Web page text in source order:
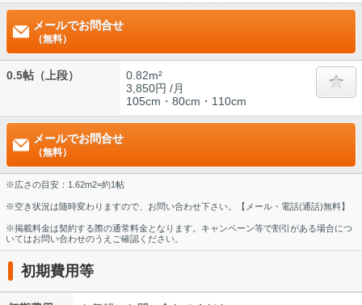
メールでお問合せ
（無料）
0.5帖（上段）
0.82m²
3,850円 /月
105cm・80cm・110cm
メールでお問合せ
（無料）
※広さの目安：1.62m2=約1帖
※空き状況は随時変わりますので、お問い合わせ下さい。【メール・電話(通話)無料】
※掲載料金は契約する際の通常料金となります。キャンペーン等で割引がある場合につ
いてはお問い合わせのうえご確認ください。
初期費用等